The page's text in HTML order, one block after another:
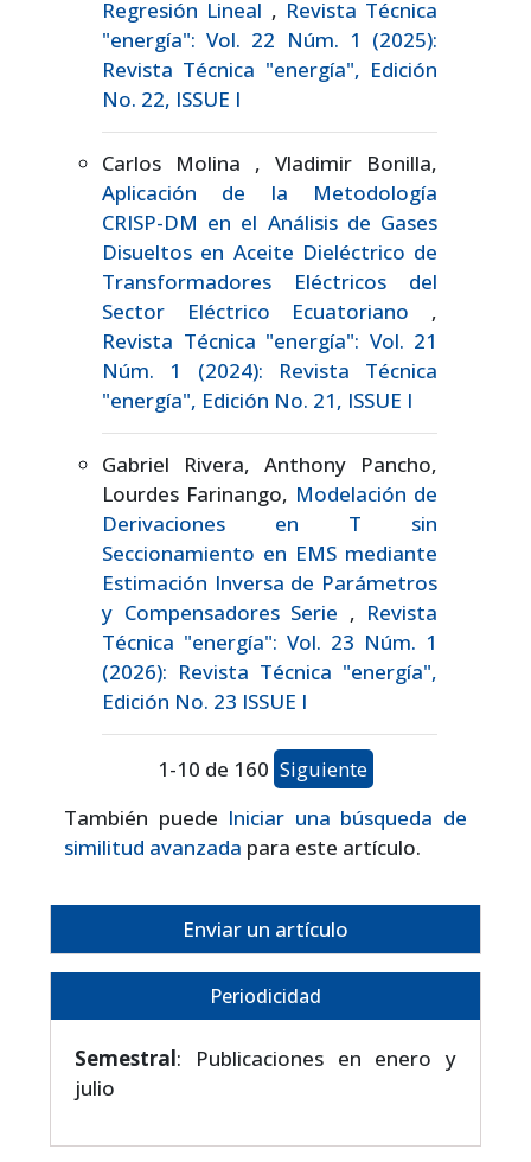
Regresión Lineal , Revista Técnica
"energía": Vol. 22 Núm. 1 (2025):
Revista Técnica "energía", Edición
No. 22, ISSUE I
Carlos Molina , Vladimir Bonilla,
Aplicación de la Metodología
CRISP-DM en el Análisis de Gases
Disueltos en Aceite Dieléctrico de
Transformadores Eléctricos del
Sector Eléctrico Ecuatoriano ,
Revista Técnica "energía": Vol. 21
Núm. 1 (2024): Revista Técnica
"energía", Edición No. 21, ISSUE I
Gabriel Rivera, Anthony Pancho,
Lourdes Farinango, Modelación de
Derivaciones en T sin
Seccionamiento en EMS mediante
Estimación Inversa de Parámetros
y Compensadores Serie , Revista
Técnica "energía": Vol. 23 Núm. 1
(2026): Revista Técnica "energía",
Edición No. 23 ISSUE I
1-10 de 160 Siguiente
También puede Iniciar una búsqueda de
similitud avanzada para este artículo.
Enviar un artículo
Periodicidad
Semestral: Publicaciones en enero y
julio